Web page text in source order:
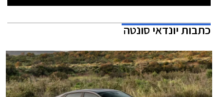
כתבותיונדאי סונטה